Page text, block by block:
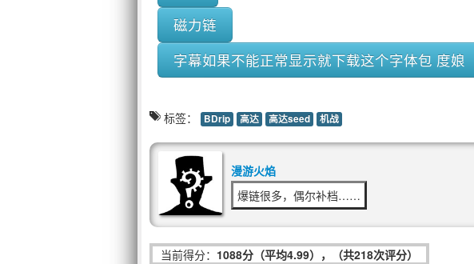
磁力链
字幕如果不能正常显示就下载这个字体包 度娘
标签： BDrip 高达 高达seed 机战
漫游火焰
爆链很多，偶尔补档……
当前得分： 1088分（平均4.99），（共218次评分）